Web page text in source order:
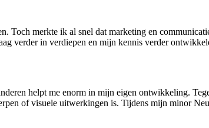
Toch merkte ik al snel dat marketing en
verder in verdiepen en mijn kennis verder
helpt me enorm in mijn eigen ontwikkeling.
of visuele uitwerkingen is. Tijdens mijn minor